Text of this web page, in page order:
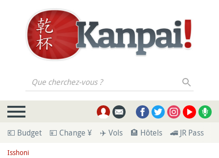
Que cherchez-vous ?
💶 Budget 💴 Change ¥ ✈️ Vols 🏨 Hôtels 🚄 JR Pass
Isshoni